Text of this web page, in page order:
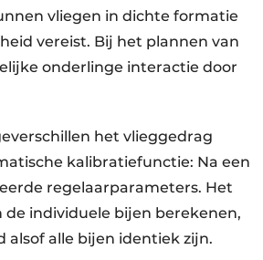
vliegen in dichte formatie
vereist. Bij het plannen van
onderlinge interactie door
het vlieggedrag
kalibratiefunctie: Na een
regelaarparameters. Het
individuele bijen berekenen,
alle bijen identiek zijn.